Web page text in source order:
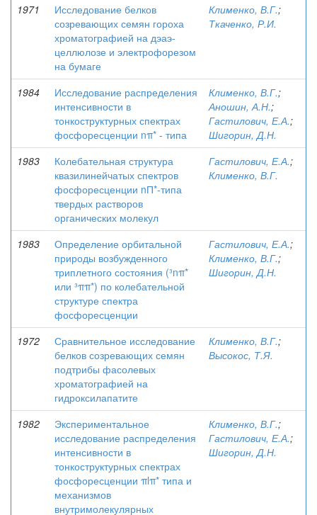
1971
Исследование белков
созревающих семян гороха
хроматографией на дэаэ-
целлюлозе и электрофорезом
на бумаге
Клименко, В.Г.;
Ткаченко, Р.И.
1984
Исследование распределения
интенсивности в
тонкоструктурных спектрах
фосфоресценции nπ* - типа
Клименко, В.Г.;
Аношин, А.Н.;
Гастилович, Е.А.;
Шигорин, Д.Н.
1983
Колебательная структура
квазилинейчатых спектров
фосфоресценции nП*-типа
твердых растворов
органических молекул
Гастилович, Е.А.;
Клименко, В.Г.
1983
Определение орбитальной
природы возбужденного
триплетного состояния (³nπ*
или ³ππ*) по колебательной
структуре спектра
фосфоресценции
Гастилович, Е.А.;
Клименко, В.Г.;
Шигорин, Д.Н.
1972
Сравнительное исследование
белков созревающих семян
подтрибы фасолевых
хроматографией на
гидроксилапатите
Клименко, В.Г.;
Высокос, Т.Я.
1982
Экспериментальное
исследование распределения
интенсивности в
тонкоструктурных спектрах
фосфоресценции πlπ* типа и
механизмов
внутримолекулярных
Клименко, В.Г.;
Гастилович, Е.А.;
Шигорин, Д.Н.